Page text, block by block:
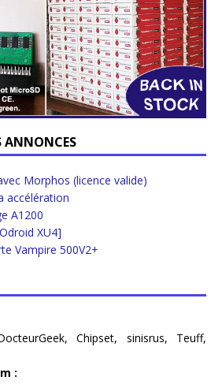
ANNONCES
Morphos (licence valide)
accélération
A1200
XU4]
Vampire 500V2+
,Chipset, sinisrus, Teuff,
: